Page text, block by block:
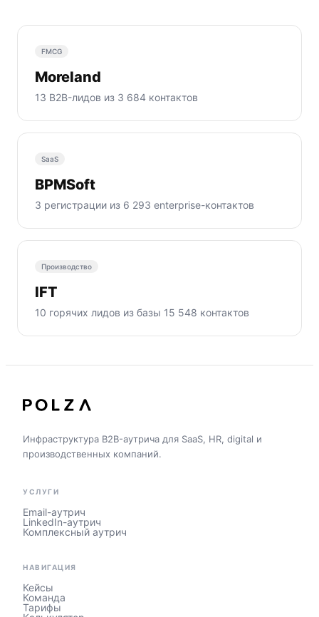
FMCG
Moreland
13 B2B-лидов из 3 684 контактов
SaaS
BPMSoft
3 регистрации из 6 293 enterprise-контактов
Производство
IFT
10 горячих лидов из базы 15 548 контактов
Инфраструктура B2B-аутрича для SaaS, HR, digital и
производственных компаний.
УСЛУГИ
Email-аутрич
LinkedIn-аутрич
Комплексный аутрич
НАВИГАЦИЯ
Кейсы
Команда
Тарифы